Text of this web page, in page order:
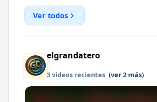
Ver todos
elgrandatero
3 videos recientes (ver 2 más)